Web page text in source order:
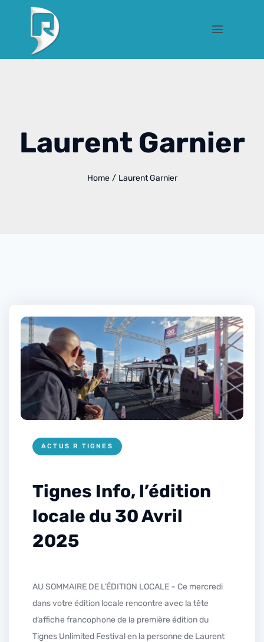
Laurent Garnier
Home / Laurent Garnier
ACTUS R TIGNES
Tignes Info, l’édition
locale du 30 Avril
2025
AU SOMMAIRE DE L’ÉDITION LOCALE – Ce mercredi
dans votre édition locale rencontre avec la tête
d’affiche francophone de la première édition du
Tignes Unlimited Festival en la personne de Laurent